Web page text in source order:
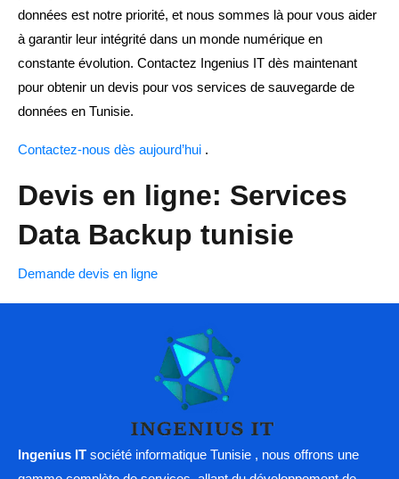
données est notre priorité, et nous sommes là pour vous aider
à garantir leur intégrité dans un monde numérique en
constante évolution. Contactez Ingenius IT dès maintenant
pour obtenir un devis pour vos services de sauvegarde de
données en Tunisie.
Contactez-nous dès aujourd’hui .
Devis en ligne: Services
Data Backup tunisie
Demande devis en ligne
Ingenius IT société informatique Tunisie , nous offrons une